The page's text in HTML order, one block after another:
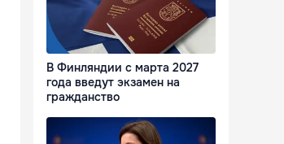
В Финляндии с марта 2027
года введут экзамен на
гражданство